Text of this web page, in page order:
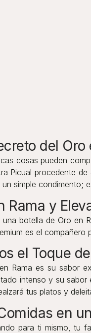
del
cosas pueden
Picual procedente
un simple
Rama y
botella de Oro en
es el
el Toque
Rama es su sabor
intenso y su
tus platos y
en
para ti mismo, tu